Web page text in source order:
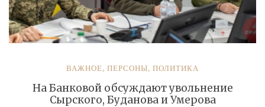
ВАЖНОЕ, ПЕРСОНЫ, ПОЛИТИКА
На Банковой обсуждают увольнение
Сырского, Буданова и Умерова